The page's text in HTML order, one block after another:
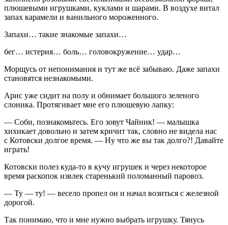
плюшевыми игрушками, куклами и шарами. В воздухе витал
запах карамели и ванильного мороженного.
Запахи… такие знакомые запахи…
бег… истерия… боль… головокружение… удар…
Морщусь от непонимания и тут же всё забываю. Даже запахи
становятся незнакомыми.
Арис уже сидит на полу и обнимает большого зеленого
слоника. Протягивает мне его плюшевую лапку:
— Соби, познакомьтесь. Его зовут Чайник! — малышка
хихикает довольно и затем кричит так, словно не видела нас
с Котовски долгое время. — Ну что же вы так долго?! Давайте
играть!
Котовски полез куда-то в кучу игрушек и через некоторое
время раскопок извлек старенький поломанный паровоз.
— Ту — ту! — весело пропел он и начал возиться с железной
дорогой.
Так понимаю, что и мне нужно выбрать игрушку. Тянусь